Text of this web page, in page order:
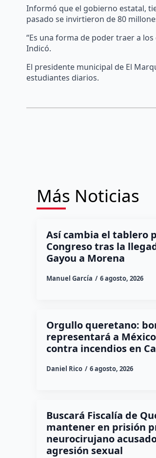
Informó que el gobierno estatal,
pasado se invirtieron de 80
“Es una forma de poder traer a
Indicó.
El presidente municipal de El
estudiantes diarios.
Más Noticias
Así cambia el tablero
Congreso tras la
Gayou a Morena
Manuel García 6 agosto, 2026
Orgullo queretano:
representará a
contra incendios en
Daniel Rico 6 agosto, 2026
Buscará Fiscalía de
mantener en prisión
neurocirujano
agresión sexual